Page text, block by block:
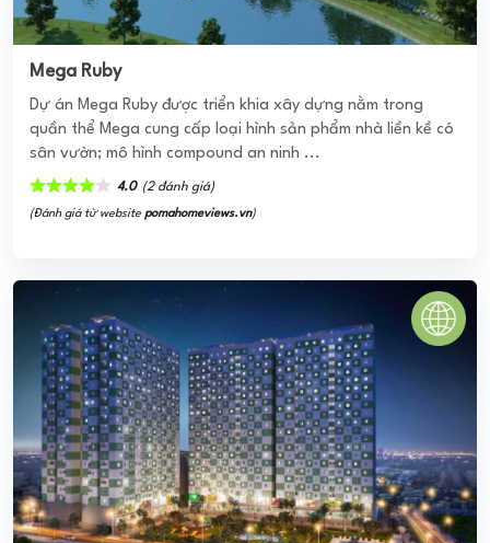
Toà nhà Cowaelmic
Toà nhà hỗn hợp COWAELMIC được xây dựng trên diện
tích 1.890 m2, cao 17 tầng, với tổng mức đầu tư 70 tỷ
đồng. Công trình hoàn thành đưa vào sử dụng năm
2007 ...
0 (0 đánh giá)